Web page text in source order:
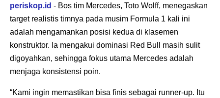
periskop.id - Bos tim Mercedes, Toto Wolff, menegaskan
target realistis timnya pada musim Formula 1 kali ini
adalah mengamankan posisi kedua di klasemen
konstruktor. Ia mengakui dominasi Red Bull masih sulit
digoyahkan, sehingga fokus utama Mercedes adalah
menjaga konsistensi poin.
“Kami ingin memastikan bisa finis sebagai runner-up. Itu